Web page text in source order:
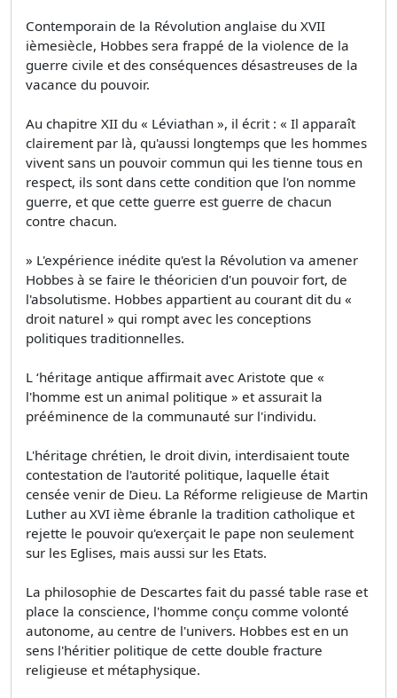
Contemporain de la Révolution anglaise du XVII
ièmesiècle, Hobbes sera frappé de la violence de la
guerre civile et des conséquences désastreuses de la
vacance du pouvoir.
Au chapitre XII du « Léviathan », il écrit : « Il apparaît
clairement par là, qu'aussi longtemps que les hommes
vivent sans un pouvoir commun qui les tienne tous en
respect, ils sont dans cette condition que l'on nomme
guerre, et que cette guerre est guerre de chacun
contre chacun.
» L'expérience inédite qu'est la Révolution va amener
Hobbes à se faire le théoricien d'un pouvoir fort, de
l'absolutisme. Hobbes appartient au courant dit du «
droit naturel » qui rompt avec les conceptions
politiques traditionnelles.
L ‘héritage antique affirmait avec Aristote que «
l'homme est un animal politique » et assurait la
prééminence de la communauté sur l'individu.
L'héritage chrétien, le droit divin, interdisaient toute
contestation de l'autorité politique, laquelle était
censée venir de Dieu. La Réforme religieuse de Martin
Luther au XVI ième ébranle la tradition catholique et
rejette le pouvoir qu'exerçait le pape non seulement
sur les Eglises, mais aussi sur les Etats.
La philosophie de Descartes fait du passé table rase et
place la conscience, l'homme conçu comme volonté
autonome, au centre de l'univers. Hobbes est en un
sens l'héritier politique de cette double fracture
religieuse et métaphysique.